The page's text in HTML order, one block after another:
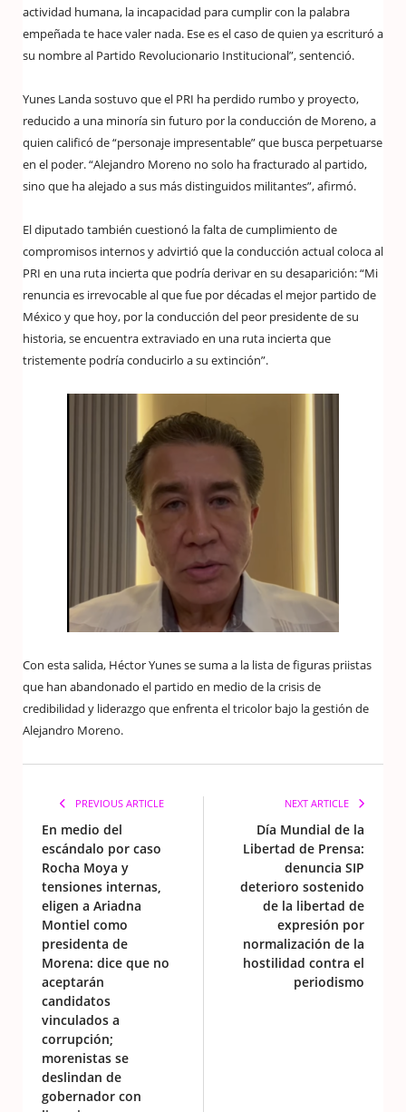
actividad humana, la incapacidad para cumplir con la palabra
empeñada te hace valer nada. Ese es el caso de quien ya escrituró a
su nombre al Partido Revolucionario Institucional”, sentenció.
Yunes Landa sostuvo que el PRI ha perdido rumbo y proyecto,
reducido a una minoría sin futuro por la conducción de Moreno, a
quien calificó de “personaje impresentable” que busca perpetuarse
en el poder. “Alejandro Moreno no solo ha fracturado al partido,
sino que ha alejado a sus más distinguidos militantes”, afirmó.
El diputado también cuestionó la falta de cumplimiento de
compromisos internos y advirtió que la conducción actual coloca al
PRI en una ruta incierta que podría derivar en su desaparición: “Mi
renuncia es irrevocable al que fue por décadas el mejor partido de
México y que hoy, por la conducción del peor presidente de su
historia, se encuentra extraviado en una ruta incierta que
tristemente podría conducirlo a su extinción”.
Con esta salida, Héctor Yunes se suma a la lista de figuras priistas
que han abandonado el partido en medio de la crisis de
credibilidad y liderazgo que enfrenta el tricolor bajo la gestión de
Alejandro Moreno.
PREVIOUS ARTICLE
En medio del
escándalo por caso
Rocha Moya y
tensiones internas,
eligen a Ariadna
Montiel como
presidenta de
Morena: dice que no
aceptarán
candidatos
vinculados a
corrupción;
morenistas se
deslindan de
gobernador con
NEXT ARTICLE
Día Mundial de la
Libertad de Prensa:
denuncia SIP
deterioro sostenido
de la libertad de
expresión por
normalización de la
hostilidad contra el
periodismo